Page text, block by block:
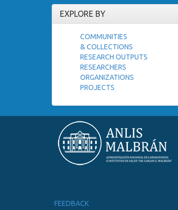
EXPLORE BY
COMMUNITIES
& COLLECTIONS
RESEARCH OUTPUTS
RESEARCHERS
ORGANIZATIONS
PROJECTS
FEEDBACK